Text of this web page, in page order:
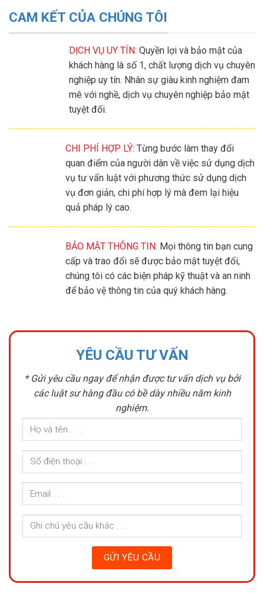
CAM KẾT CỦA CHÚNG TÔI
DỊCH VỤ UY TÍN: Quyền lợi và bảo mật của
khách hàng là số 1, chất lượng dịch vụ chuyên
nghiệp uy tín. Nhân sự giàu kinh nghiệm đam
mê với nghề, dịch vụ chuyên nghiệp bảo mật
tuyệt đối.
CHI PHÍ HỢP LÝ: Từng bước làm thay đổi
quan điểm của người dân về việc sử dụng dịch
vụ tư vấn luật với phương thức sử dụng dịch
vụ đơn giản, chi phí hợp lý mà đem lại hiệu
quả pháp lý cao.
BẢO MẬT THÔNG TIN: Mọi thông tin bạn cung
cấp và trao đổi sẽ được bảo mật tuyệt đối,
chúng tôi có các biện pháp kỹ thuật và an ninh
để bảo vệ thông tin của quý khách hàng.
YÊU CẦU TƯ VẤN
* Gửi yêu cầu ngay để nhận được tư vấn dịch vụ bởi
các luật sư hàng đầu có bề dày nhiều năm kinh
nghiệm.